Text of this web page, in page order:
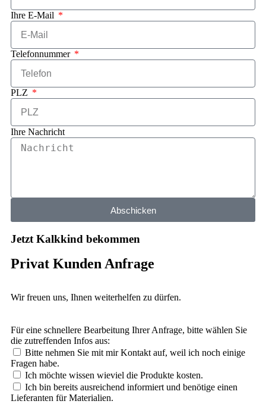
Ihre E-Mail
Telefonnummer
PLZ
Ihre Nachricht
Abschicken
Jetzt Kalkkind bekommen
Privat Kunden Anfrage
Wir freuen uns, Ihnen weiterhelfen zu dürfen.
Für eine schnellere Bearbeitung Ihrer Anfrage, bitte wählen Sie
die zutreffenden Infos aus:
Bitte nehmen Sie mit mir Kontakt auf, weil ich noch einige
Fragen habe.
Ich möchte wissen wieviel die Produkte kosten.
Ich bin bereits ausreichend informiert und benötige einen
Lieferanten für Materialien.